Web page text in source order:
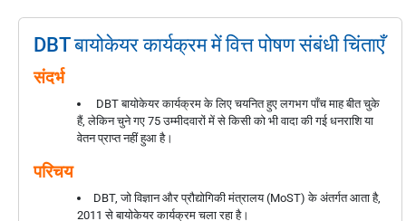
DBT बायोकेयर कार्यक्रम में वित्त पोषण संबंधी चिंताएँ
संदर्भ
DBT बायोकेयर कार्यक्रम के लिए चयनित हुए लगभग पाँच माह बीत चुके
हैं, लेकिन चुने गए 75 उम्मीदवारों में से किसी को भी वादा की गई धनराशि या
वेतन प्राप्त नहीं हुआ है।
परिचय
DBT, जो विज्ञान और प्रौद्योगिकी मंत्रालय (MoST) के अंतर्गत आता है,
2011 से बायोकेयर कार्यक्रम चला रहा है।